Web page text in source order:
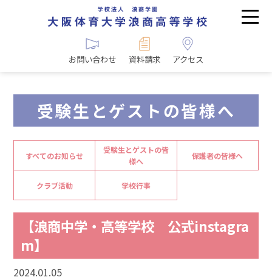
お問い合わせ 資料請求 アクセス
受験生とゲストの皆様へ
すべてのお知らせ
受験生とゲストの皆
様へ
保護者の皆様へ
クラブ活動 学校行事
【浪商中学・高等学校 公式instagra
m】
2024.01.05